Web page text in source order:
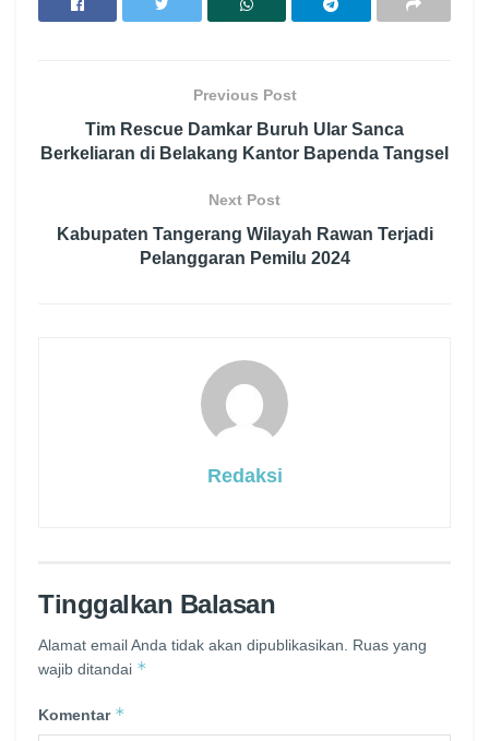
Previous Post
Tim Rescue Damkar Buruh Ular Sanca
Berkeliaran di Belakang Kantor Bapenda Tangsel
Next Post
Kabupaten Tangerang Wilayah Rawan Terjadi
Pelanggaran Pemilu 2024
Redaksi
Tinggalkan Balasan
Alamat email Anda tidak akan dipublikasikan.
Ruas yang
wajib ditandai *
Komentar *